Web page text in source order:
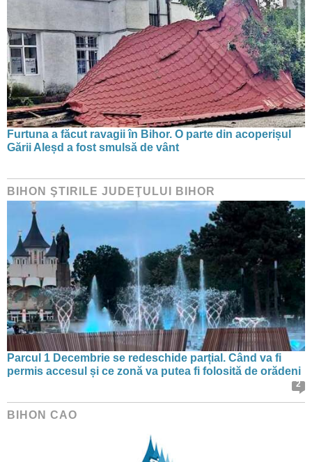
Furtuna a făcut ravagii în Bihor. O parte din acoperișul
Gării Aleșd a fost smulsă de vânt
BIHON ŞTIRILE JUDEŢULUI BIHOR
Parcul 1 Decembrie se redeschide parțial. Când va fi
permis accesul și ce zonă va putea fi folosită de orădeni
2
BIHON CAO